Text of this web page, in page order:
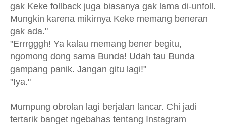
gak Keke follback juga biasanya gak lama di-unfoll.
Mungkin karena mikirnya Keke memang beneran
gak ada."
"Errrgggh! Ya kalau memang bener begitu,
ngomong dong sama Bunda! Udah tau Bunda
gampang panik. Jangan gitu lagi!"
"Iya."
Mumpung obrolan lagi berjalan lancar. Chi jadi
tertarik banget ngebahas tentang Instagram